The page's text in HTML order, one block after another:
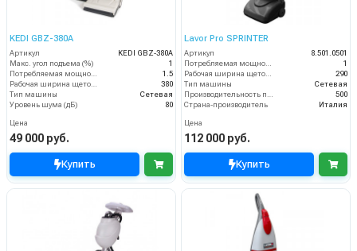
KEDI GBZ-380A
Артикул
KEDI GBZ-380A
Макс. угол подъема (%)
1
1.5
380
Тип машины
Сетевая
Уровень шума (дБ)
80
Цена
49 000 руб.
Купить
Lavor Pro SPRINTER
Артикул
8.501.0501
1
290
Тип машины
Сетевая
500
Страна-производитель
Италия
Цена
112 000 руб.
Купить